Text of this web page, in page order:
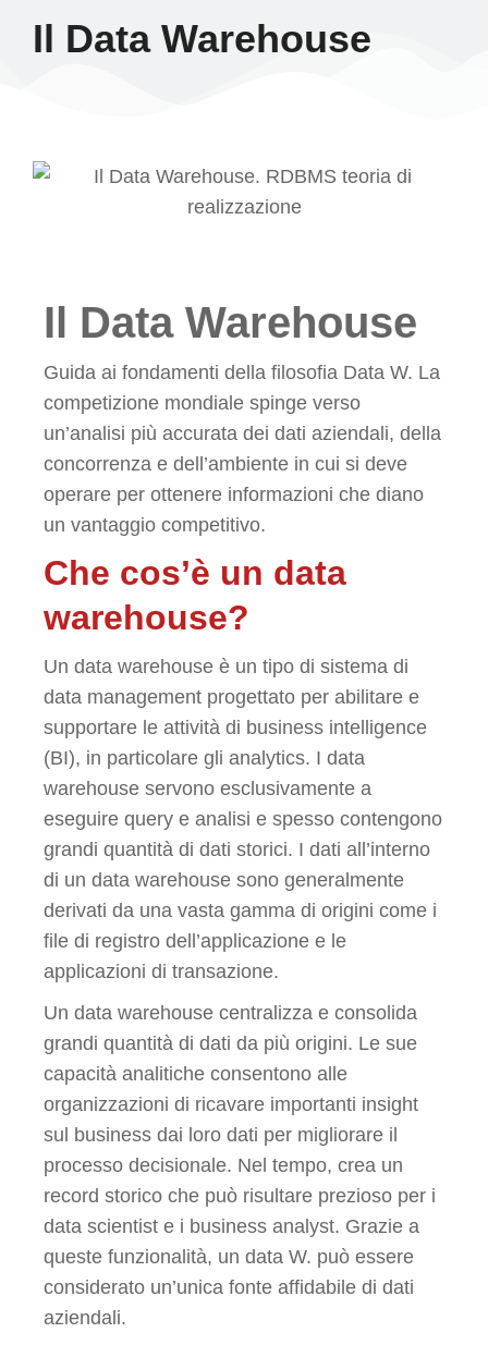
Il Data Warehouse
Il Data Warehouse
Guida ai fondamenti della filosofia Data W. La
competizione mondiale spinge verso
un’analisi più accurata dei dati aziendali, della
concorrenza e dell’ambiente in cui si deve
operare per ottenere informazioni che diano
un vantaggio competitivo.
Che cos’è un data
warehouse?
Un data warehouse è un tipo di sistema di
data management progettato per abilitare e
supportare le attività di business intelligence
(BI), in particolare gli analytics. I data
warehouse servono esclusivamente a
eseguire query e analisi e spesso contengono
grandi quantità di dati storici. I dati all’interno
di un data warehouse sono generalmente
derivati da una vasta gamma di origini come i
file di registro dell’applicazione e le
applicazioni di transazione.
Un data warehouse centralizza e consolida
grandi quantità di dati da più origini. Le sue
capacità analitiche consentono alle
organizzazioni di ricavare importanti insight
sul business dai loro dati per migliorare il
processo decisionale. Nel tempo, crea un
record storico che può risultare prezioso per i
data scientist e i business analyst. Grazie a
queste funzionalità, un data W. può essere
considerato un’unica fonte affidabile di dati
aziendali.